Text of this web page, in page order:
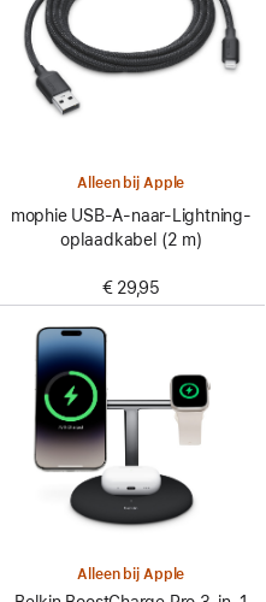
Alleen bij Apple
mophie USB-A-naar-Lightning-
oplaadkabel (2 m)
€ 29,95
Alleen bij Apple